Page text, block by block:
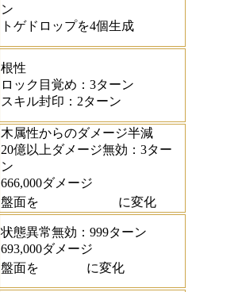
ン
トゲドロップを4個生成
根性
ロック目覚め：3ターン
スキル封印：2ターン
木属性からのダメージ半減
20億以上ダメージ無効：3ター
ン
666,000ダメージ
盤面を
に変化
状態異常無効：999ターン
693,000ダメージ
盤面を
に変化